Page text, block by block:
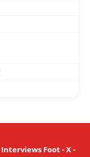
Interviews Foot-X-